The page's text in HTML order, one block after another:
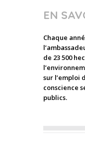
EN
Chaque
de 23 500
sur l’emploi
conscience
publics.